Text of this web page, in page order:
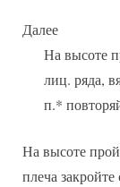
Далее
На высоте
лиц. ряда,
п.*
На высоте
плеча